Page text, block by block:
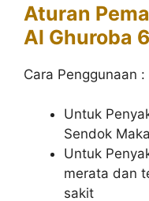
Aturan
Al Ghuroba
Cara Penggunaan :
Untuk
Sendok
Untuk
merata dan
sakit